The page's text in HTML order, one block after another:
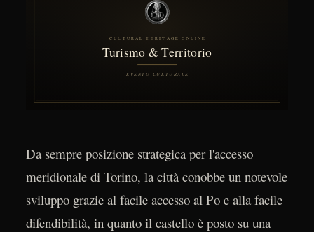
Da sempre posizione strategica per l'accesso
meridionale di Torino, la città conobbe un notevole
sviluppo grazie al facile accesso al Po e alla facile
difendibilità, in quanto il castello è posto su una